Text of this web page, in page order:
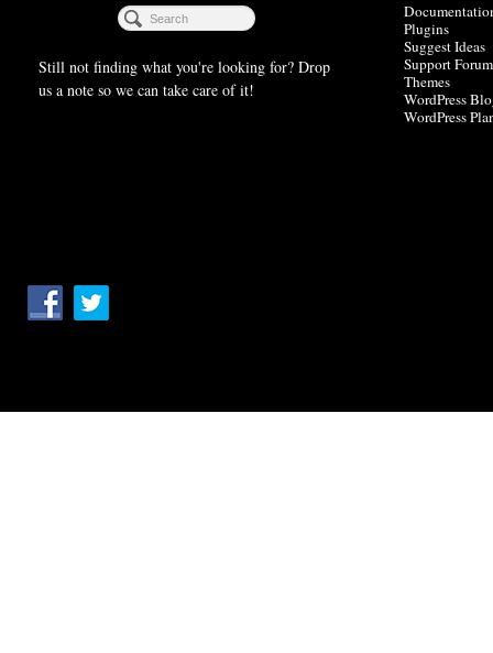
Still not finding what you're looking for? Drop
us a note so we can take care of it!
Plugins
Suggest Ideas
Support Forum
Themes
WordPress
WordPress